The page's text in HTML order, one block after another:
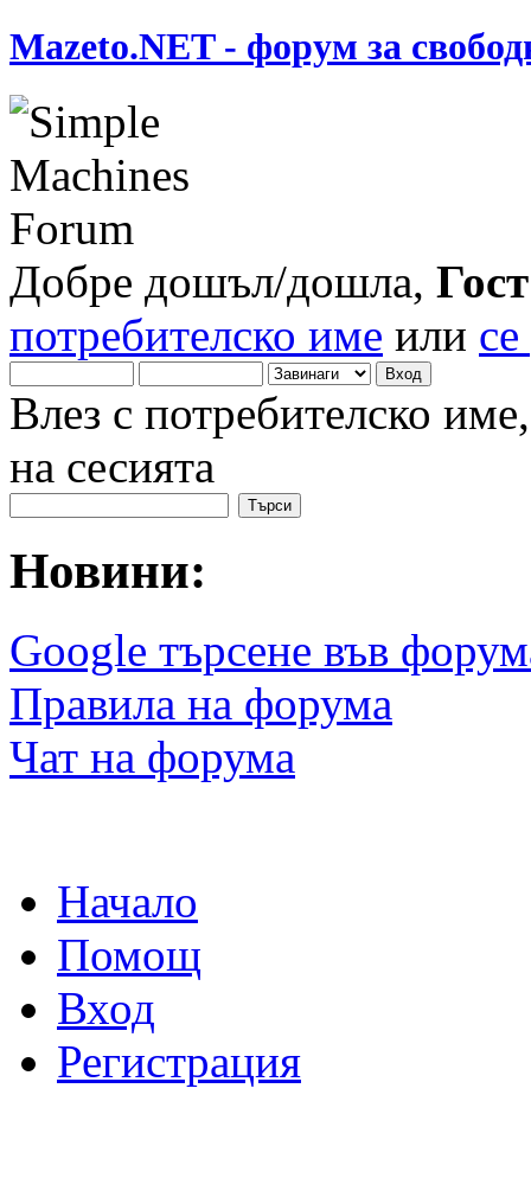
Mazeto.NET - форум за
Добре дошъл/дошла, Гост
потребителско име или
Влез с потребителско
на сесията
Новини:
Google търсене във
Правила на форума
Чат на форума
Начало
Помощ
Вход
Регистрация